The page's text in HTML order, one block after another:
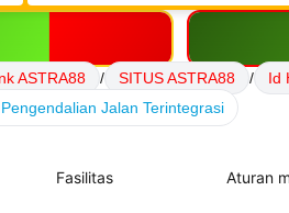
ASTRA88 / SITUS ASTRA88 / Id
Jalan Terintegrasi
Fasilitas Aturan